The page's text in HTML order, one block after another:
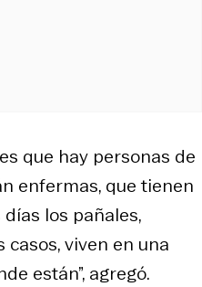
que hay personas de
enfermas, que tienen
los pañales,
casos, viven en una
están”, agregó.